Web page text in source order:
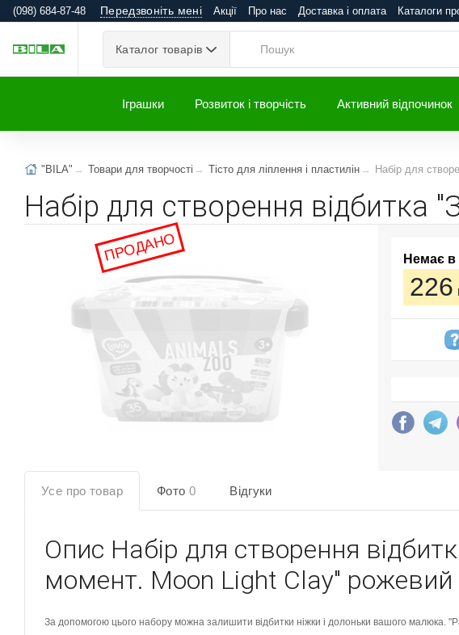
(098) 684-87-48 Передзвоніть мені Акції Про нас Доставка і оплата Каталоги
Каталог товарів
Іграшки Розвиток і творчість Активний відпочинок
"BILA" Товари для творчості Тісто для ліплення і пластилін Набір для
Набір для створення
ПРОДАНО Немає в
226
Усе про товар Фото 0 Відгуки
Опис Набір для створення
момент. Moon Light Clay" рожевий
За допомогою цього набору можна залишити відбитки ніжки і долоньки вашого малюка.